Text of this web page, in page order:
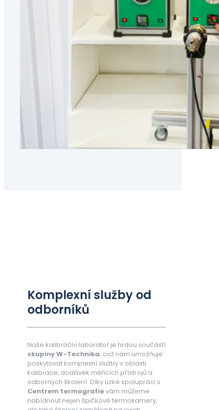
Komplexní služby od
odborníků
Naše kalibrační laboratoř je hrdou součástí
skupiny W-Technika, což nám umožňuje
poskytovat komplexní služby v oblasti
kalibrace, dodávek měřicích přístrojů a
odborných školení. Díky úzké spolupráci s
Centrem termografievám můžeme
nabídnout nejen špičkové termokamery,